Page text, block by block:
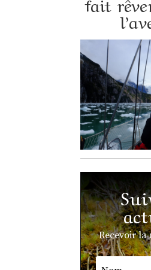
Recevoir la